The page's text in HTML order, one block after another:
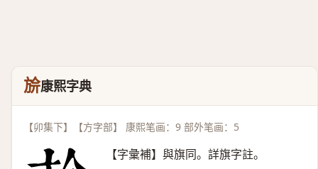
㫅康熙字典
【卯集下】【方字部】 康熙笔画：9 部外笔画：5
【字彙補】與旗同。詳旗字註。